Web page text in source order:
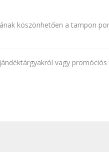
köszönhetően a tampon
vagy